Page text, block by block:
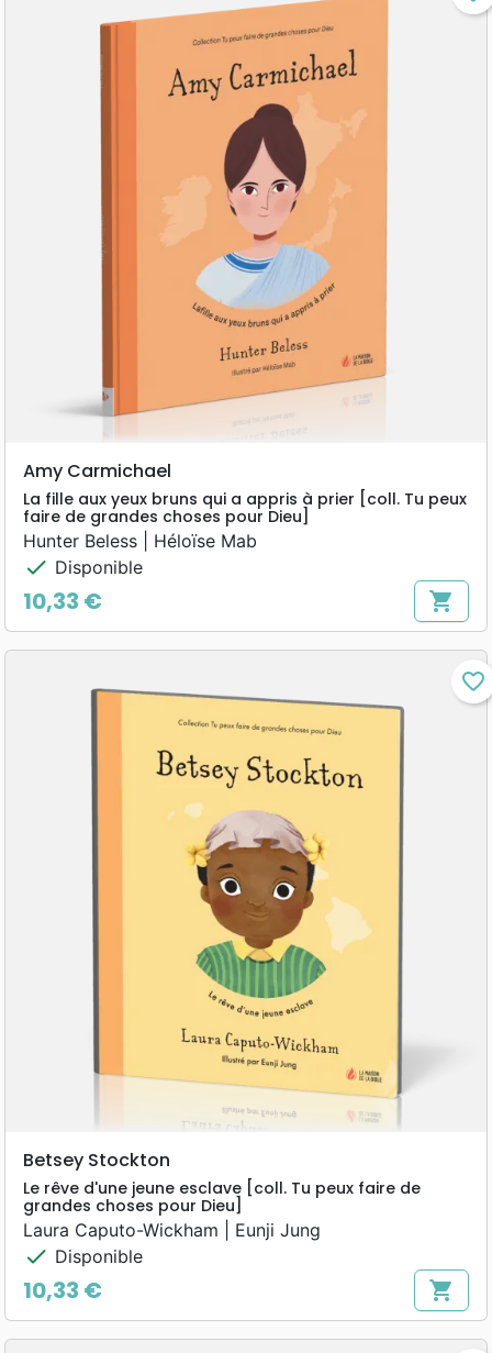
Amy Carmichael
La fille aux yeux bruns qui a appris à prier [coll. Tu peux
faire de grandes choses pour Dieu]
Hunter Beless | Héloïse Mab
check Disponible
Prix
10,33 € shopping_cart
favorite_border
Betsey Stockton
Le rêve d'une jeune esclave [coll. Tu peux faire de
grandes choses pour Dieu]
Laura Caputo-Wickham | Eunji Jung
check Disponible
Prix
10,33 € shopping_cart